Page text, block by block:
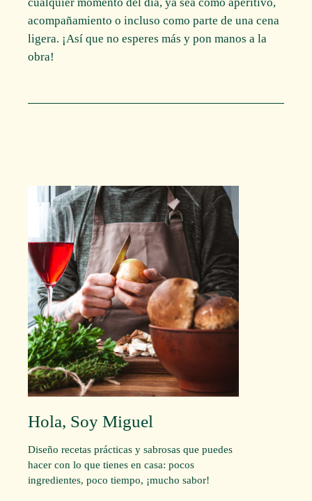
acompañamiento o incluso como parte de una cena
ligera. ¡Así que no esperes más y pon manos a la
obra!
Hola, Soy Miguel
Diseño recetas prácticas y sabrosas que puedes
hacer con lo que tienes en casa: pocos
ingredientes, poco tiempo, ¡mucho sabor!